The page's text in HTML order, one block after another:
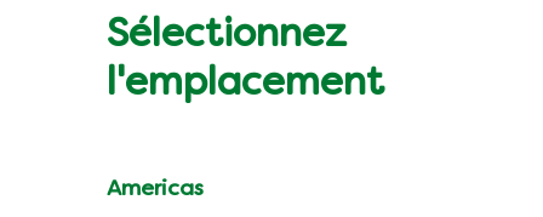
Sélectionnez
l'emplacement
Americas